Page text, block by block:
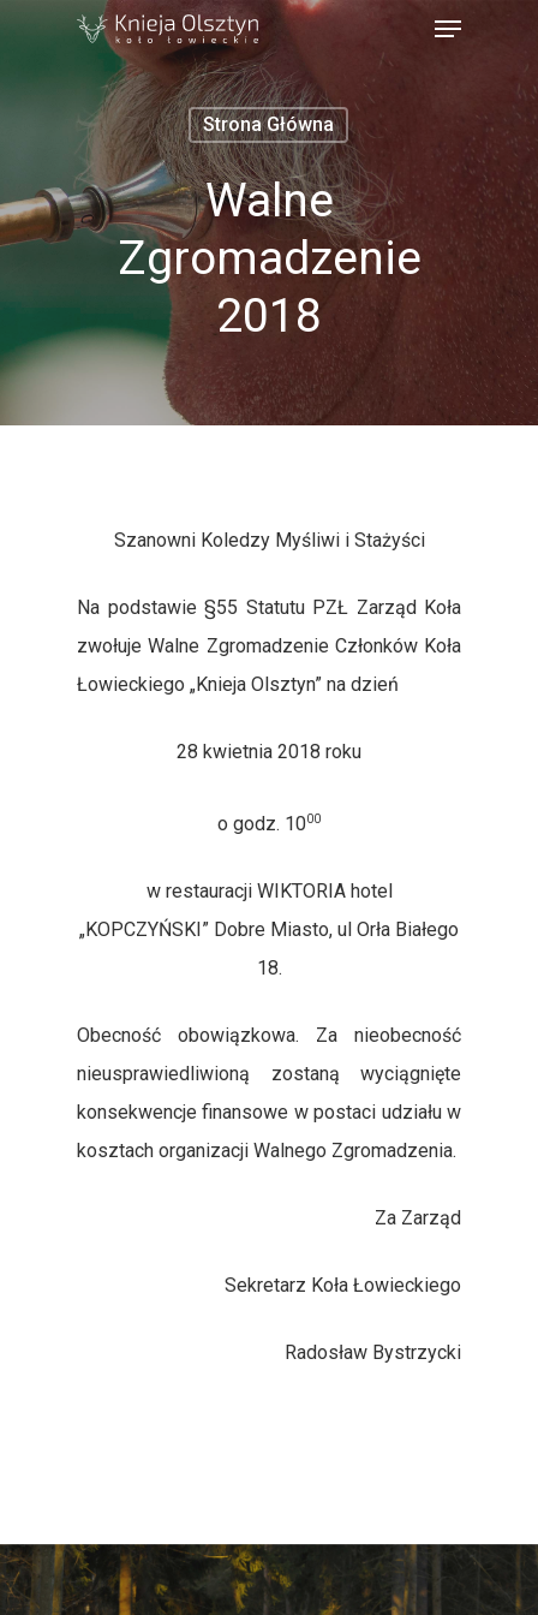
Strona Główna
Walne
Zgromadzenie
2018
Szanowni Koledzy Myśliwi i Stażyści
Na podstawie §55 Statutu PZŁ Zarząd Koła
zwołuje Walne Zgromadzenie Członków Koła
Łowieckiego „Knieja Olsztyn” na dzień
28 kwietnia 2018 roku
o godz. 1000
w restauracji WIKTORIA hotel
„KOPCZYŃSKI” Dobre Miasto, ul Orła Białego
18.
Obecność obowiązkowa. Za nieobecność
nieusprawiedliwioną zostaną wyciągnięte
konsekwencje finansowe w postaci udziału w
kosztach organizacji Walnego Zgromadzenia.
Za Zarząd
Sekretarz Koła Łowieckiego
Radosław Bystrzycki
Strona Główna
Informacje
Etyka I Tradycje
Statystyki
Polowania Komercyjne
Przydatne Linki
Galeria
Nasze Pasje
Opowiadania Łowieckie
Członkowie Koła
Tylko Dla Członków